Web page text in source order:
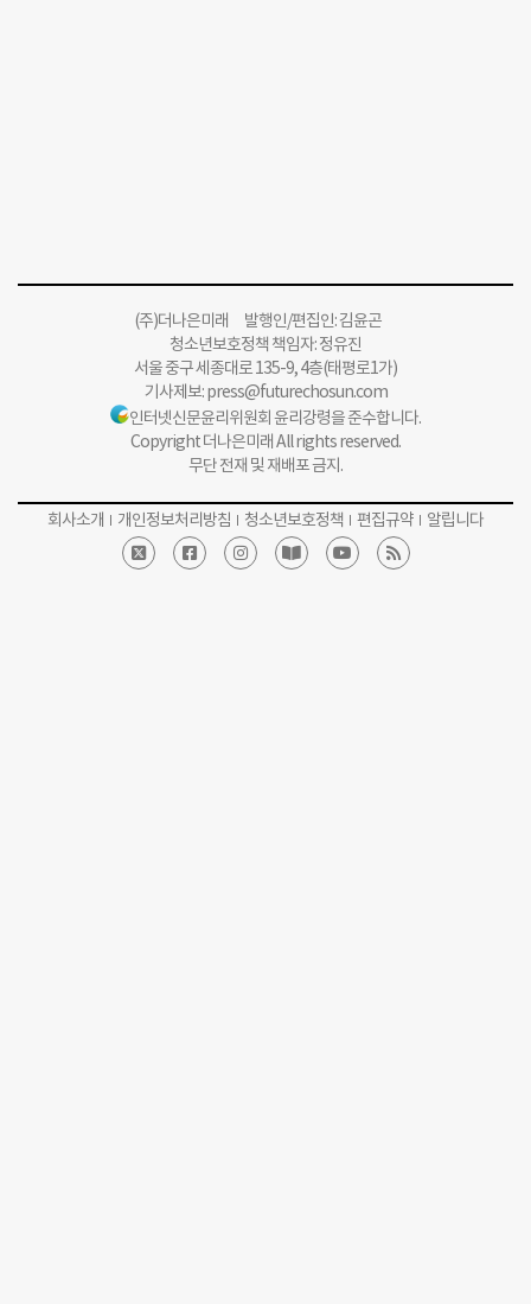
(주)더나은미래 발행인/편집인: 김윤곤
청소년보호정책 책임자: 정유진
서울 중구 세종대로 135-9, 4층(태평로1가)
기사제보:press@futurechosun.com
인터넷신문윤리위원회 윤리강령을 준수합니다.
Copyright 더나은미래 All rights reserved.
무단 전재 및 재배포 금지.
회사소개 개인정보처리방침 청소년보호정책 편집규약 알립니다